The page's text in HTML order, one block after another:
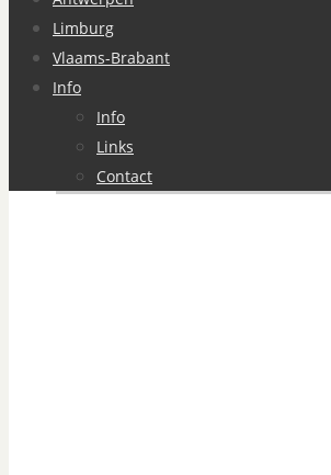
Limburg
Vlaams-Brabant
Info
Info
Links
Contact